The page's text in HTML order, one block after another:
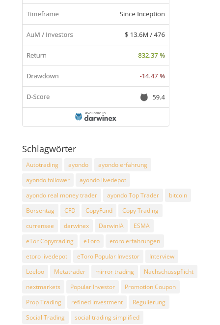
Schlagwörter
Autotrading ayondo
ayondo erfahrung
ayondo follower
ayondo livedepot
ayondo real money trader
ayondo Top Trader
bitcoin
Börsentag
CFD CopyFund
Copy Trading
currensee
darwinex DarwinIA
ESMA
eTor Copytrading
eToro
etoro erfahrungen
etoro livedepot
eToro Popular Investor
Interview
Leeloo
Metatrader mirror trading
Nachschusspflicht
nextmarkets
Popular Investor
Promotion Coupon
Prop Trading
refined investment
Regulierung
Social Trading
social trading simplified